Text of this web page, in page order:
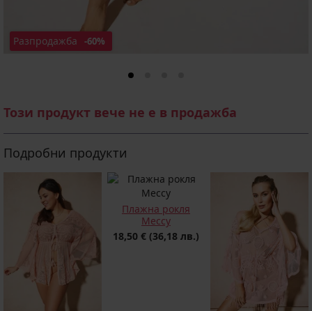
Разпродажба -60%
Този продукт вече не е в продажба
Подробни продукти
Плажна рокля
Meccy
18,50 € (36,18 лв.)